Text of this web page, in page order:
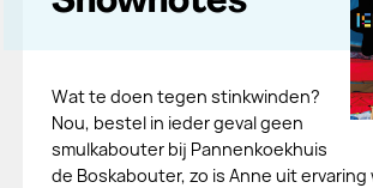
Wat te doen tegen stinkwinden?
Nou, bestel in ieder geval geen
smulkabouter bij Pannenkoekhuis
de Boskabouter, zo is Anne uit ervaring